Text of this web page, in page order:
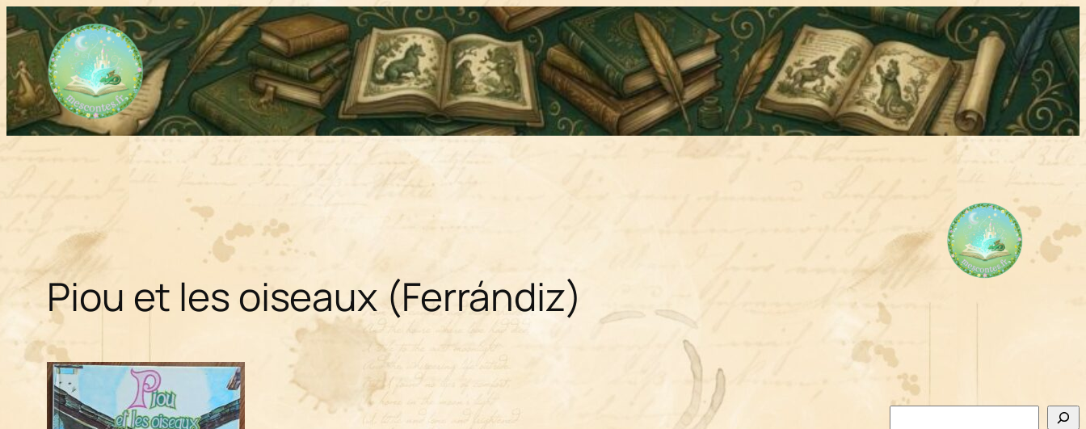
Aller
au
contenu
Piou et les oiseaux (Ferrándiz)